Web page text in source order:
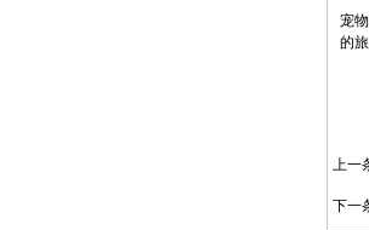
宠
的
上一
下一